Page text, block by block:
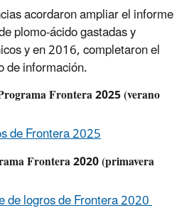
acordaron ampliar el informe
plomo-ácido gastadas y
y en 2016, completaron el
de información.
Frontera 2025 (verano
de Frontera 2025
Frontera 2020 (primavera
de logros de Frontera 2020